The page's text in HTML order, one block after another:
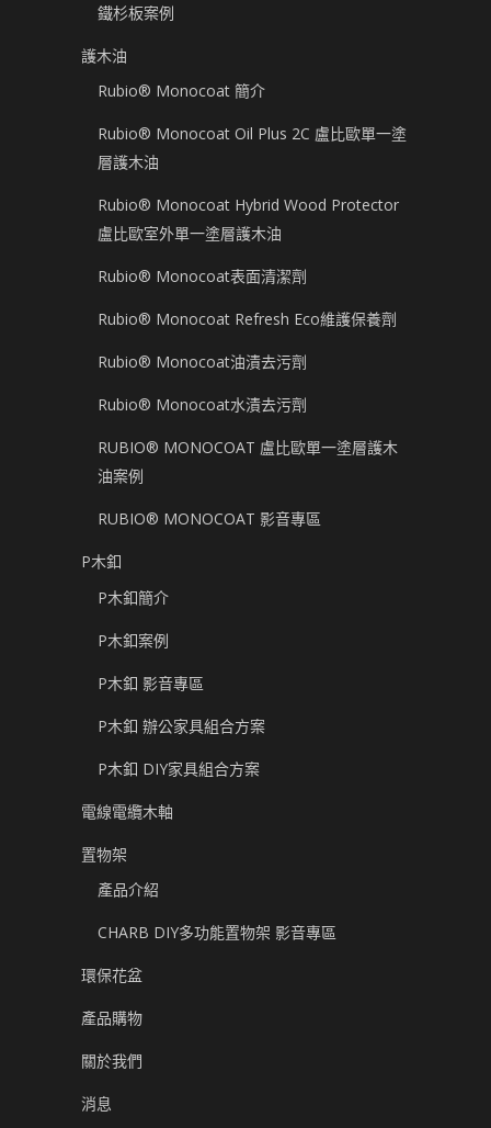
鐵杉板案例
護木油
Rubio® Monocoat 簡介
Rubio® Monocoat Oil Plus 2C 盧比歐單一塗
層護木油
Rubio® Monocoat Hybrid Wood Protector
盧比歐室外單一塗層護木油
Rubio® Monocoat表面清潔劑
Rubio® Monocoat Refresh Eco維護保養劑
Rubio® Monocoat油漬去污劑
Rubio® Monocoat水漬去污劑
RUBIO® MONOCOAT 盧比歐單一塗層護木
油案例
RUBIO® MONOCOAT 影音專區
P木釦
P木釦簡介
P木釦案例
P木釦 影音專區
P木釦 辦公家具組合方案
P木釦 DIY家具組合方案
電線電纜木軸
置物架
產品介紹
CHARB DIY多功能置物架 影音專區
環保花盆
產品購物
關於我們
消息